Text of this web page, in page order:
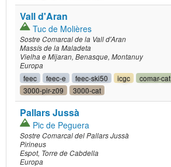
Vall d'Aran
Tuc de Molières
Sostre Comarcal de la Vall d'Aran
Massís de la Maladeta
Vielha e Mijaran Benasque Montanuy
Europa
feec feec-e feec-ski50 icgc
comar-cat
3000-pir-z09
3000-cat
Pallars Jussà
Pic de Peguera
Sostre Comarcal del Pallars Jussà
Pirineus
Espot Torre de Cabdella
Europa